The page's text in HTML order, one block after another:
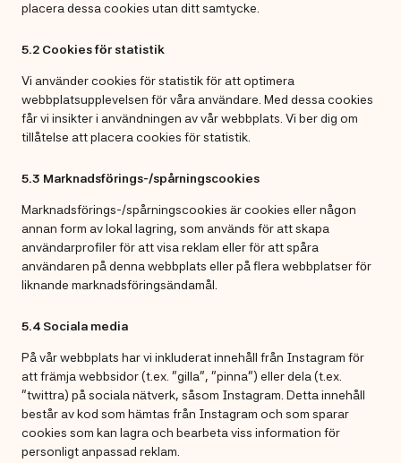
placera dessa cookies utan ditt samtycke.
5.2 Cookies för statistik
Vi använder cookies för statistik för att optimera
webbplatsupplevelsen för våra användare. Med dessa cookies
får vi insikter i användningen av vår webbplats. Vi ber dig om
tillåtelse att placera cookies för statistik.
5.3 Marknadsförings-/spårningscookies
Marknadsförings-/spårningscookies är cookies eller någon
annan form av lokal lagring, som används för att skapa
användarprofiler för att visa reklam eller för att spåra
användaren på denna webbplats eller på flera webbplatser för
liknande marknadsföringsändamål.
5.4 Sociala media
På vår webbplats har vi inkluderat innehåll från Instagram för
att främja webbsidor (t.ex. ”gilla”, ”pinna”) eller dela (t.ex.
”twittra) på sociala nätverk, såsom Instagram. Detta innehåll
består av kod som hämtas från Instagram och som sparar
cookies som kan lagra och bearbeta viss information för
personligt anpassad reklam.